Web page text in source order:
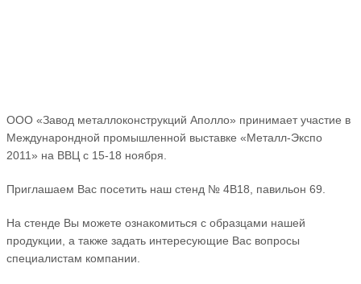
ООО «Завод металлоконструкций Аполло» принимает участие в
Междунарондной промышленной выставке «Металл-Экспо
2011» на ВВЦ с 15-18 ноября.
Приглашаем Вас посетить наш стенд № 4В18, павильон 69.
На стенде Вы можете ознакомиться с образцами нашей
продукции, а также задать интересующие Вас вопросы
специалистам компании.